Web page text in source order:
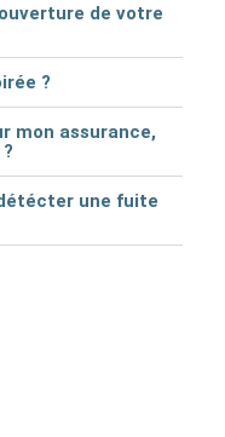
de votre
?
mon assurance,
une fuite